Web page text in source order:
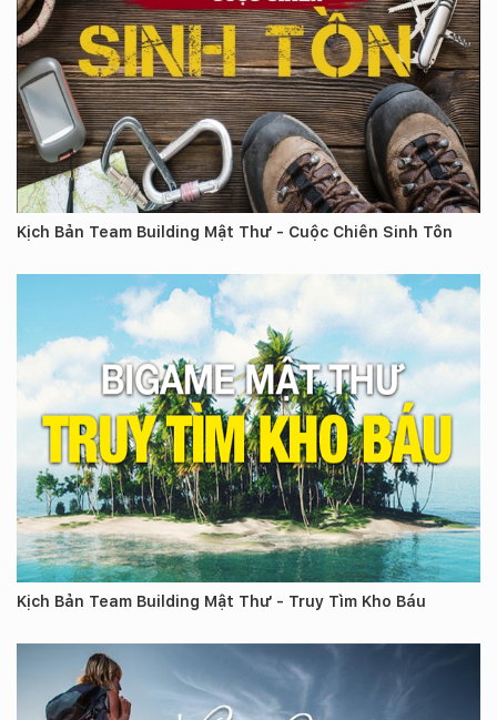
Kịch Bản Team Building Mật Thư - Cuộc Chiến Sinh Tồn
Kịch Bản Team Building Mật Thư - Truy Tìm Kho Báu